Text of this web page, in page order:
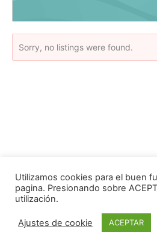
Sorry, no listings were found.
Desarrollado por -
Infosolution.
Utilizamos cookies para el buen
pagina. Presionando sobre
utilización.
Ajustes de cookie ACEPTAR